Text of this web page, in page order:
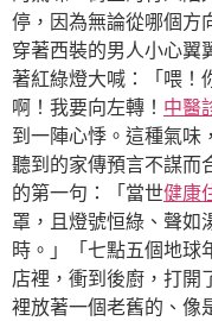
停，因為無論從哪個方
穿著西裝的男人小心翼
著紅綠燈大喊：「喂！
啊！我要向左轉！ 中醫
到一陣心悸。這種氣味
聽到的家傳預言不謀而
的第一句：「當世健康
罩，且燈號恒綠、聲如
時。」「七點五個地
店裡，衝到後廚，打開
裡放著一個老舊的、像